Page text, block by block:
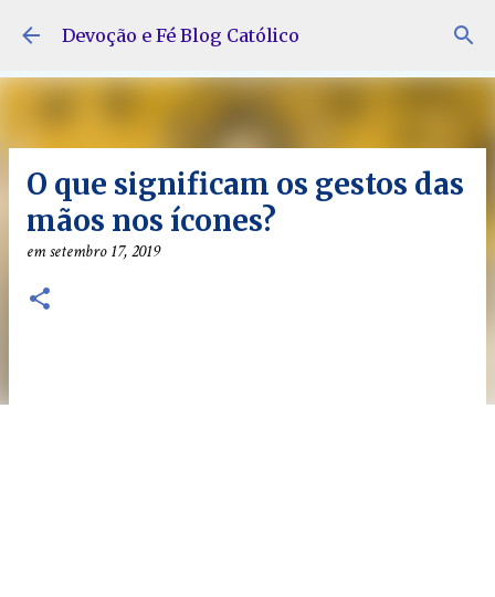
Pular para o conteúdo principal
Devoção e Fé Blog Católico
O que significam os gestos das
mãos nos ícones?
emsetembro 17, 2019